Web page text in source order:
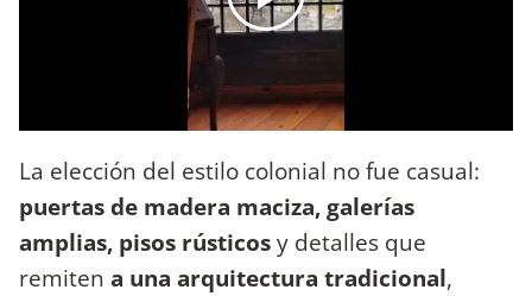
La elección del estilo colonial no fue casual:
puertas de madera maciza, galerías
amplias, pisos rústicosy detalles que
remiten a una arquitectura tradicional,